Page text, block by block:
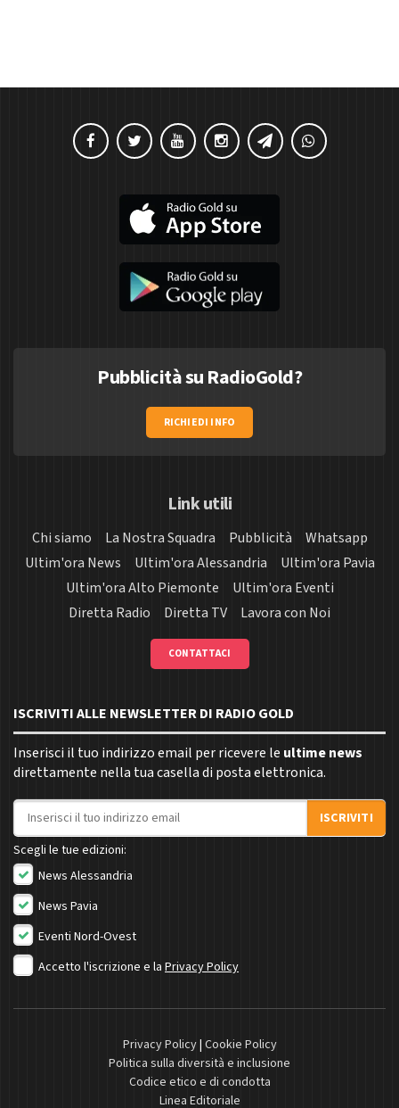
Pubblicità su RadioGold?
RICHIEDI INFO
Link utili
Chi siamo La Nostra Squadra Pubblicità
Whatsapp
Ultim'ora News
Ultim'ora Alessandria
Ultim'ora Pavia
Ultim'ora Alto Piemonte
Ultim'ora Eventi
Diretta Radio
Diretta TV Lavora con Noi
CONTATTACI
ISCRIVITI ALLE NEWSLETTER DI RADIO GOLD
Inserisci il tuo indirizzo email per ricevere le ultime news
direttamente nella tua casella di posta elettronica.
Indirizzo email
ISCRIVITI
Scegli le tue edizioni:
News Alessandria
News Pavia
Eventi Nord-Ovest
Accetto l'iscrizione e la Privacy Policy
Privacy Policy| Cookie Policy
Politica sulla diversità e inclusione
Codice etico e di condotta
Linea Editoriale